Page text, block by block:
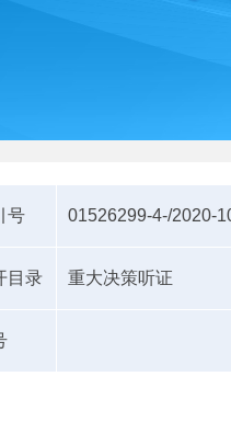
号 01526299-4-/2020-
目录 重大决策听证